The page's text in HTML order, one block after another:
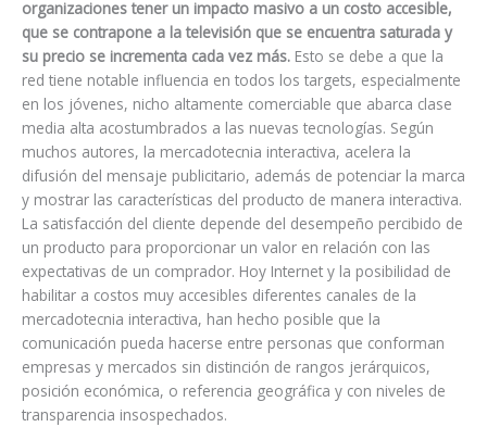
organizaciones tener un impacto masivo a un costo accesible,
que se contrapone a la televisión que se encuentra saturada y
su precio se incrementa cada vez más. Esto se debe a que la
red tiene notable influencia en todos los targets, especialmente
en los jóvenes, nicho altamente comerciable que abarca clase
media alta acostumbrados a las nuevas tecnologías. Según
muchos autores, la mercadotecnia interactiva, acelera la
difusión del mensaje publicitario, además de potenciar la marca
y mostrar las características del producto de manera interactiva.
La satisfacción del cliente depende del desempeño percibido de
un producto para proporcionar un valor en relación con las
expectativas de un comprador. Hoy Internet y la posibilidad de
habilitar a costos muy accesibles diferentes canales de la
mercadotecnia interactiva, han hecho posible que la
comunicación pueda hacerse entre personas que conforman
empresas y mercados sin distinción de rangos jerárquicos,
posición económica, o referencia geográfica y con niveles de
transparencia insospechados.